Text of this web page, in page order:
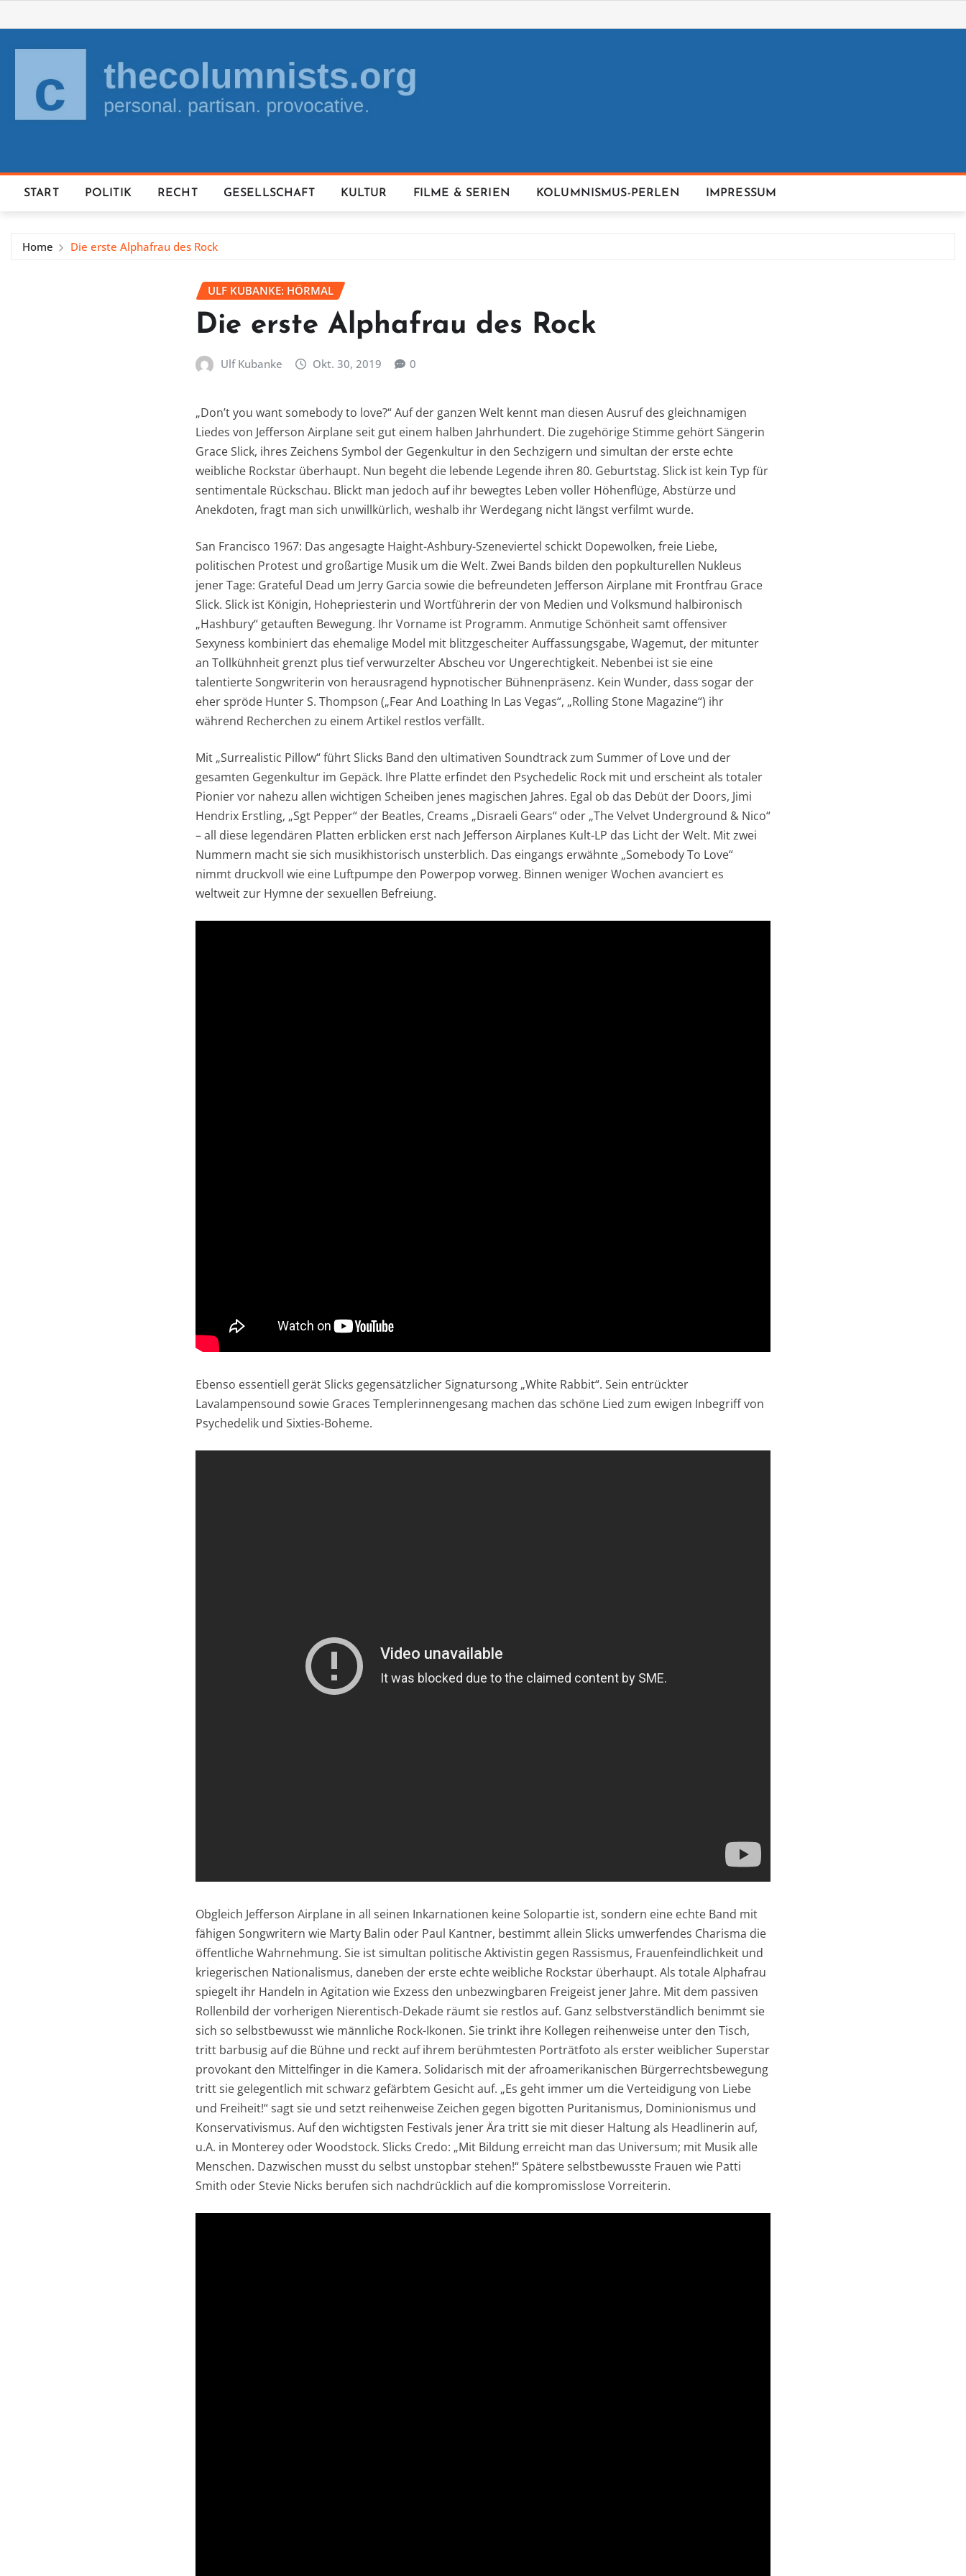
to
content
START POLITIK RECHT GESELLSCHAFT KULTUR FILME & SERIEN KOLUMNISMUS-PERLEN IMPRESSUM
Home Die erste Alphafrau des Rock
ULF KUBANKE: HÖRMAL
Die erste Alphafrau des Rock
Ulf Kubanke Okt. 30, 2019 0
„Don’t you want somebody to love?“ Auf der ganzen Welt kennt man diesen Ausruf des gleichnamigen
Liedes von Jefferson Airplane seit gut einem halben Jahrhundert. Die zugehörige Stimme gehört Sängerin
Grace Slick, ihres Zeichens Symbol der Gegenkultur in den Sechzigern und simultan der erste echte
weibliche Rockstar überhaupt. Nun begeht die lebende Legende ihren 80. Geburtstag. Slick ist kein Typ für
sentimentale Rückschau. Blickt man jedoch auf ihr bewegtes Leben voller Höhenflüge, Abstürze und
Anekdoten, fragt man sich unwillkürlich, weshalb ihr Werdegang nicht längst verfilmt wurde.
San Francisco 1967: Das angesagte Haight-Ashbury-Szeneviertel schickt Dopewolken, freie Liebe,
politischen Protest und großartige Musik um die Welt. Zwei Bands bilden den popkulturellen Nukleus
jener Tage: Grateful Dead um Jerry Garcia sowie die befreundeten Jefferson Airplane mit Frontfrau Grace
Slick. Slick ist Königin, Hohepriesterin und Wortführerin der von Medien und Volksmund halbironisch
„Hashbury“ getauften Bewegung. Ihr Vorname ist Programm. Anmutige Schönheit samt offensiver
Sexyness kombiniert das ehemalige Model mit blitzgescheiter Auffassungsgabe, Wagemut, der mitunter
an Tollkühnheit grenzt plus tief verwurzelter Abscheu vor Ungerechtigkeit. Nebenbei ist sie eine
talentierte Songwriterin von herausragend hypnotischer Bühnenpräsenz. Kein Wunder, dass sogar der
eher spröde Hunter S. Thompson („Fear And Loathing In Las Vegas“, „Rolling Stone Magazine“) ihr
während Recherchen zu einem Artikel restlos verfällt.
Mit „Surrealistic Pillow“ führt Slicks Band den ultimativen Soundtrack zum Summer of Love und der
gesamten Gegenkultur im Gepäck. Ihre Platte erfindet den Psychedelic Rock mit und erscheint als totaler
Pionier vor nahezu allen wichtigen Scheiben jenes magischen Jahres. Egal ob das Debüt der Doors, Jimi
Hendrix Erstling, „Sgt Pepper“ der Beatles, Creams „Disraeli Gears“ oder „The Velvet Underground & Nico“
– all diese legendären Platten erblicken erst nach Jefferson Airplanes Kult-LP das Licht der Welt. Mit zwei
Nummern macht sie sich musikhistorisch unsterblich. Das eingangs erwähnte „Somebody To Love“
nimmt druckvoll wie eine Luftpumpe den Powerpop vorweg. Binnen weniger Wochen avanciert es
weltweit zur Hymne der sexuellen Befreiung.
Ebenso essentiell gerät Slicks gegensätzlicher Signatursong „White Rabbit“. Sein entrückter
Lavalampensound sowie Graces Templerinnengesang machen das schöne Lied zum ewigen Inbegriff von
Psychedelik und Sixties-Boheme.
Obgleich Jefferson Airplane in all seinen Inkarnationen keine Solopartie ist, sondern eine echte Band mit
fähigen Songwritern wie Marty Balin oder Paul Kantner, bestimmt allein Slicks umwerfendes Charisma die
öffentliche Wahrnehmung. Sie ist simultan politische Aktivistin gegen Rassismus, Frauenfeindlichkeit und
kriegerischen Nationalismus, daneben der erste echte weibliche Rockstar überhaupt. Als totale Alphafrau
spiegelt ihr Handeln in Agitation wie Exzess den unbezwingbaren Freigeist jener Jahre. Mit dem passiven
Rollenbild der vorherigen Nierentisch-Dekade räumt sie restlos auf. Ganz selbstverständlich benimmt sie
sich so selbstbewusst wie männliche Rock-Ikonen. Sie trinkt ihre Kollegen reihenweise unter den Tisch,
tritt barbusig auf die Bühne und reckt auf ihrem berühmtesten Porträtfoto als erster weiblicher Superstar
provokant den Mittelfinger in die Kamera. Solidarisch mit der afroamerikanischen Bürgerrechtsbewegung
tritt sie gelegentlich mit schwarz gefärbtem Gesicht auf. „Es geht immer um die Verteidigung von Liebe
und Freiheit!“ sagt sie und setzt reihenweise Zeichen gegen bigotten Puritanismus, Dominionismus und
Konservativismus. Auf den wichtigsten Festivals jener Ära tritt sie mit dieser Haltung als Headlinerin auf,
u.A. in Monterey oder Woodstock. Slicks Credo: „Mit Bildung erreicht man das Universum; mit Musik alle
Menschen. Dazwischen musst du selbst unstopbar stehen!“ Spätere selbstbewusste Frauen wie Patti
Smith oder Stevie Nicks berufen sich nachdrücklich auf die kompromisslose Vorreiterin.